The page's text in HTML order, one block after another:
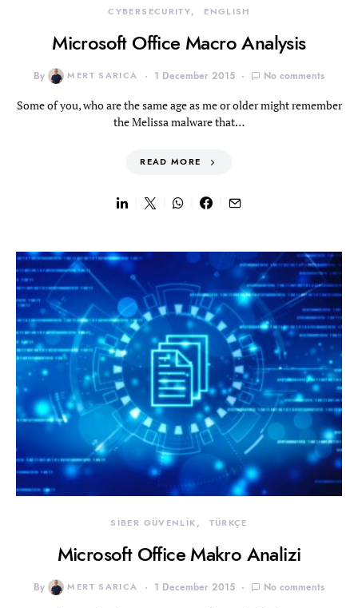
CYBERSECURITY ENGLISH
Microsoft Office Macro Analysis
By MERT SARICA 1 December 2015 No comments
Some of you, who are the same age as me or older might remember
the Melissa malware that…
READ MORE
SİBER GÜVENLİK TÜRKÇE
Microsoft Office Makro Analizi
By MERT SARICA 1 December 2015 No comments